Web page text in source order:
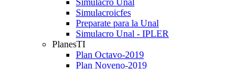
Simulacroicfes
Preparate para la Unal
Simulacro Unal - IPLER
PlanesTI
Plan Octavo-2019
Plan Noveno-2019